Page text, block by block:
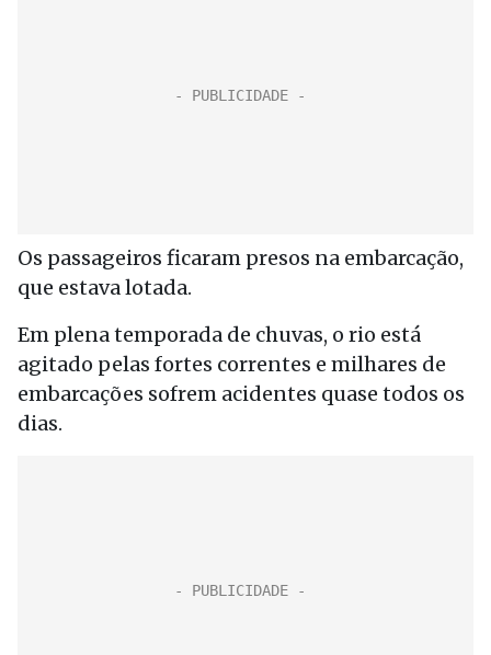
Os passageiros ficaram presos na embarcação,
que estava lotada.
Em plena temporada de chuvas, o rio está
agitado pelas fortes correntes e milhares de
embarcações sofrem acidentes quase todos os
dias.